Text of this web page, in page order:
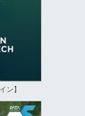
ン】